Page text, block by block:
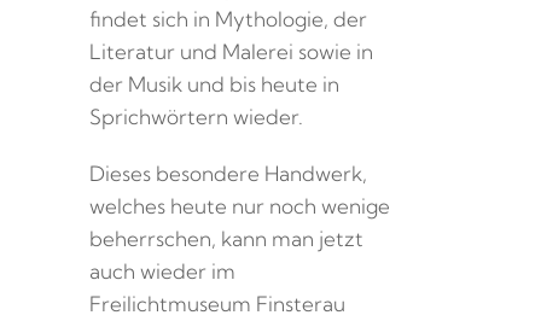
findet sich in Mythologie, der
Literatur und Malerei sowie in
der Musik und bis heute in
Sprichwörtern wieder.
Dieses besondere Handwerk,
welches heute nur noch wenige
beherrschen, kann man jetzt
auch wieder im
Freilichtmuseum Finsterau